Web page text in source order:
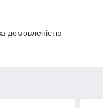
домовленістю